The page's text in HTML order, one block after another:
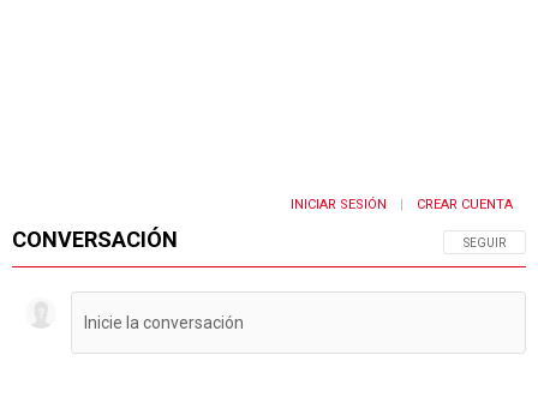
CONVERSACIÓN SIGA ESTA
SEGUIR
INICIAR SESIÓN CREAR CUENTA